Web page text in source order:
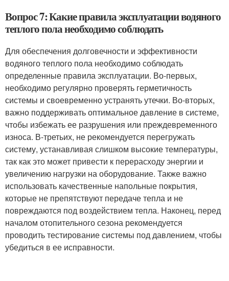
Вопрос 7: Какие правила эксплуатации водяного
теплого пола необходимо соблюдать
Для обеспечения долговечности и эффективности
водяного теплого пола необходимо соблюдать
определенные правила эксплуатации. Во-первых,
необходимо регулярно проверять герметичность
системы и своевременно устранять утечки. Во-вторых,
важно поддерживать оптимальное давление в системе,
чтобы избежать ее разрушения или преждевременного
износа. В-третьих, не рекомендуется перегружать
систему, устанавливая слишком высокие температуры,
так как это может привести к перерасходу энергии и
увеличению нагрузки на оборудование. Также важно
использовать качественные напольные покрытия,
которые не препятствуют передаче тепла и не
повреждаются под воздействием тепла. Наконец, перед
началом отопительного сезона рекомендуется
проводить тестирование системы под давлением, чтобы
убедиться в ее исправности.